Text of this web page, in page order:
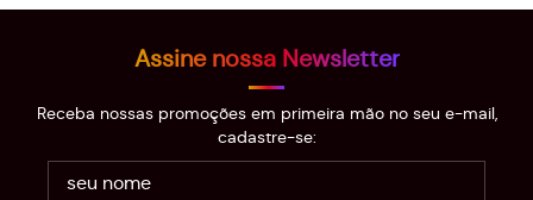
Assine nossa Newsletter
Receba nossas promoções em primeira mão no seu e-mail,
cadastre-se: